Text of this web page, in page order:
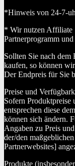
*Hinweis von 24-7-
* Wir nutzen Affiliate
Partnerprogramm
Sollten Sie nach dem
kaufen, so können
Der Endpreis für Sie
Preise und
Sofern Produktpreise
entsprechen diese
können sich ändern.
Angaben zu Preis
der/den
Partnerwebsites]
Produkte